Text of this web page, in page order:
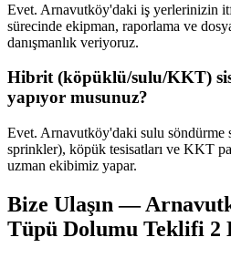
Evet. Arnavutköy'daki iş yerlerinizin
sürecinde ekipman, raporlama ve
danışmanlık veriyoruz.
Hibrit (köpüklü/sulu/KKT)
yapıyor musunuz?
Evet. Arnavutköy'daki sulu söndürme
sprinkler), köpük tesisatları ve KKT
uzman ekibimiz yapar.
Bize Ulaşın —
Tüpü Dolumu Teklifi 2